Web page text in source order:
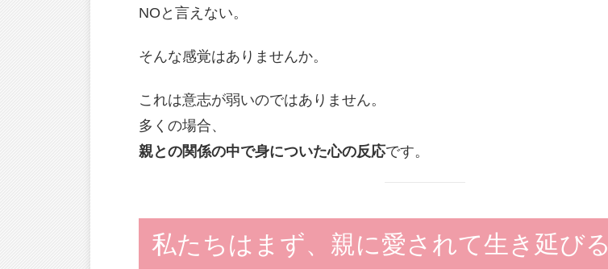
NOと言えない。
そんな感覚はありませんか。
これは意志が弱いのではありません。
多くの場合、
親との関係の中で身についた心の反応です。
私たちはまず、親に愛されて生き延びる